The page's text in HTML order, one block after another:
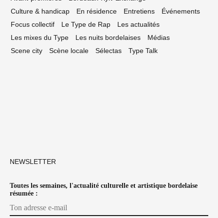
Culture & handicap
En résidence Entretiens
Événements
Focus collectif
Le Type de Rap
Les actualités
Les mixes du Type
Les nuits bordelaises
Médias
Scene city
Scène locale Sélectas Type Talk
NEWSLETTER
Toutes les semaines, l'actualité culturelle et artistique bordelaise
résumée :